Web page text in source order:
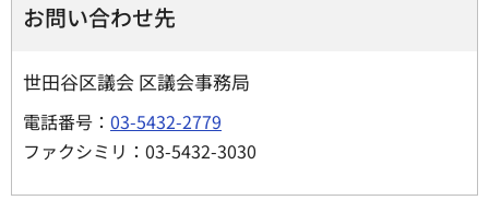
お問い合わせ先
世田谷区議会 区議会事務局
電話番号： 03-5432-2779
ファクシミリ：03-5432-3030